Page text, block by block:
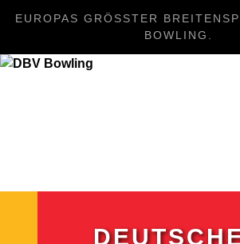
EUROPAS GRÖSSTER
OWLING.